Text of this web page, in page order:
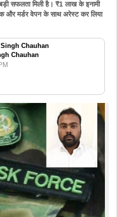
सफलता मिली है। ₹1 लाख के इनामी
और मर्डर वेपन के साथ अरेस्ट कर लिया
Singh Chauhan
Chauhan